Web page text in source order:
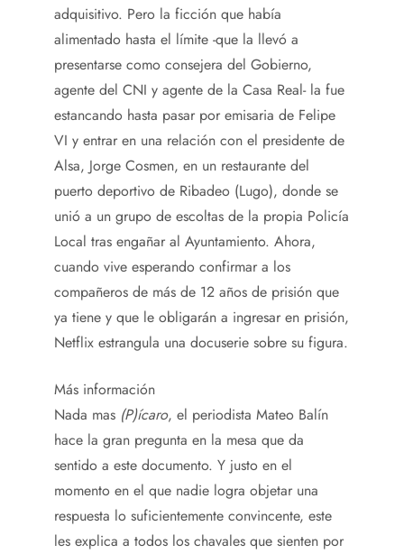
adquisitivo. Pero la ficción que había
alimentado hasta el límite -que la llevó a
presentarse como consejera del Gobierno,
agente del CNI y agente de la Casa Real- la fue
estancando hasta pasar por emisaria de Felipe
VI y entrar en una relación con el presidente de
Alsa, Jorge Cosmen, en un restaurante del
puerto deportivo de Ribadeo (Lugo), donde se
unió a un grupo de escoltas de la propia Policía
Local tras engañar al Ayuntamiento. Ahora,
cuando vive esperando confirmar a los
compañeros de más de 12 años de prisión que
ya tiene y que le obligarán a ingresar en prisión,
Netflix estrangula una docuserie sobre su figura.
Más información
Nada mas (P)ícaro, el periodista Mateo Balín
hace la gran pregunta en la mesa que da
sentido a este documento. Y justo en el
momento en el que nadie logra objetar una
respuesta lo suficientemente convincente, este
les explica a todos los chavales que sienten por